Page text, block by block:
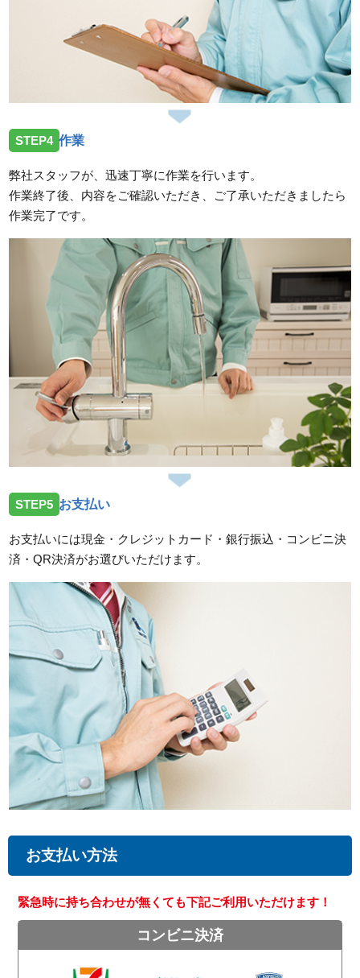
STEP4 作業
弊社スタッフが、迅速丁寧に作業を行います。
作業終了後、内容をご確認いただき、ご了承いただきましたら
作業完了です。
STEP5 お支払い
お支払いには現金・クレジットカード・銀行振込・コンビニ決
済・QR決済がお選びいただけます。
お支払い方法
緊急時に持ち合わせが無くても下記ご利用いただけます！
コンビニ決済